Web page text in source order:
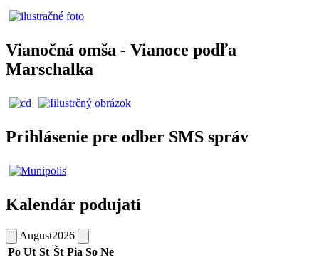
Vianočná omša - Vianoce podľa
Marschalka
Prihlásenie pre odber SMS správ
Kalendár podujatí
August2026
Po Ut St Št Pia So Ne